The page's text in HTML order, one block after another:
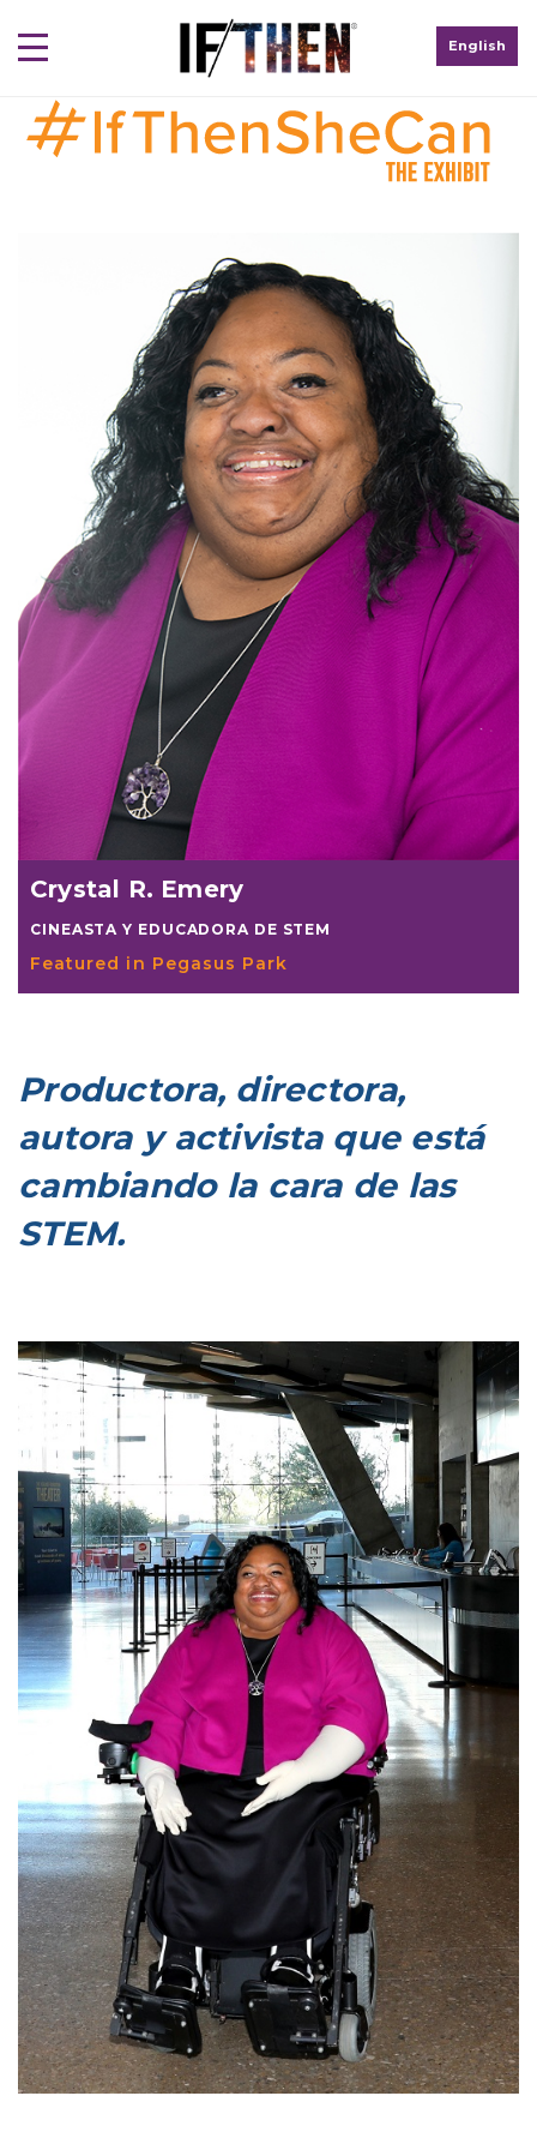
English
Crystal R. Emery
CINEASTA Y EDUCADORA DE STEM
Featured in Pegasus Park
Productora, directora,
autora y activista que está
cambiando la cara de las
STEM.